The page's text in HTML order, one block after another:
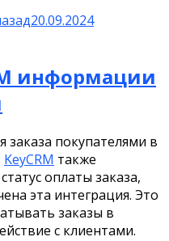
20.09.2024
информации
покупателями в
KeyCRM также
оплаты заказа,
эта интеграция. Это
заказы в
с клиентами.